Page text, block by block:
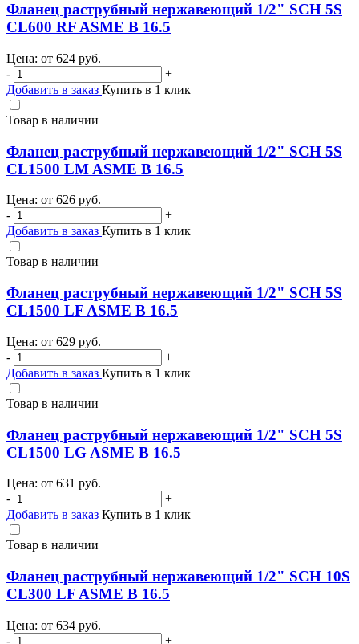
Фланец раструбный нержавеющий 1/2" SCH 5S
CL600 RF ASME B 16.5
Цена: от 624 руб.
-
+
Добавить в заказ Купить в 1 клик
Товар в наличии
Фланец раструбный нержавеющий 1/2" SCH 5S
CL1500 LM ASME B 16.5
Цена: от 626 руб.
-
+
Добавить в заказ Купить в 1 клик
Товар в наличии
Фланец раструбный нержавеющий 1/2" SCH 5S
CL1500 LF ASME B 16.5
Цена: от 629 руб.
-
+
Добавить в заказ Купить в 1 клик
Товар в наличии
Фланец раструбный нержавеющий 1/2" SCH 5S
CL1500 LG ASME B 16.5
Цена: от 631 руб.
-
+
Добавить в заказ Купить в 1 клик
Товар в наличии
Фланец раструбный нержавеющий 1/2" SCH 10S
CL300 LF ASME B 16.5
Цена: от 634 руб.
-
+